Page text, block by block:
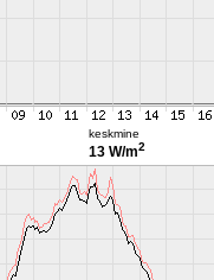
keskmine
13 W/m2